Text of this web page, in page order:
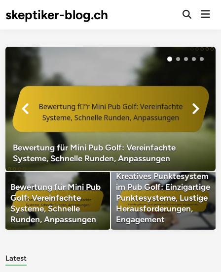
toskeptiker-blog.ch
Open
Bewertung für Mini Pub Golf: Vereinfachte
Systeme, Schnelle Runden, Anpassungen
Bewertung für Mini Pub
Golf: Vereinfachte
Systeme, Schnelle
Runden, Anpassungen
Kreatives Punktesystem
im Pub Golf: Einzigartige
Punktesysteme, Lustige
Herausforderungen,
Engagement
Latest